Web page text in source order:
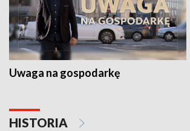
Uwaga na gospodarkę
HISTORIA